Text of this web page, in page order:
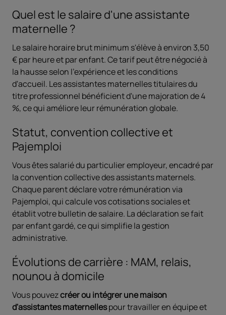
Quel est le salaire d'une assistante
maternelle ?
Le salaire horaire brut minimum s'élève à environ 3,50
€ par heure et par enfant. Ce tarif peut être négocié à
la hausse selon l'expérience et les conditions
d'accueil. Les assistantes maternelles titulaires du
titre professionnel bénéficient d'une majoration de 4
%, ce qui améliore leur rémunération globale.
Statut, convention collective et
Pajemploi
Vous êtes salarié du particulier employeur, encadré par
la convention collective des assistants maternels.
Chaque parent déclare votre rémunération via
Pajemploi, qui calcule vos cotisations sociales et
établit votre bulletin de salaire. La déclaration se fait
par enfant gardé, ce qui simplifie la gestion
administrative.
Évolutions de carrière : MAM, relais,
nounou à domicile
Vous pouvezcréer ou intégrer une maison
d'assistantes maternellespour travailler en équipe et